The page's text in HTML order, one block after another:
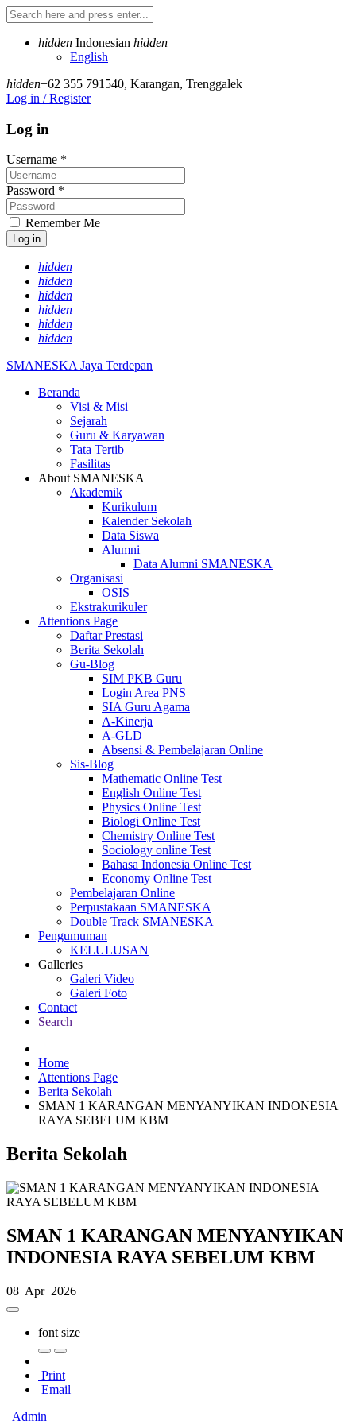
hidden Indonesian hidden
English
hidden+62 355 791540, Karangan, Trenggalek
Log in / Register
Log in
Username *
Password *
Remember Me
Log in
hidden
hidden
hidden
hidden
hidden
hidden
SMANESKA Jaya Terdepan
Beranda
Visi & Misi
Sejarah
Guru & Karyawan
Tata Tertib
Fasilitas
About SMANESKA
Akademik
Kurikulum
Kalender Sekolah
Data Siswa
Alumni
Data Alumni SMANESKA
Organisasi
OSIS
Ekstrakurikuler
Attentions Page
Daftar Prestasi
Berita Sekolah
Gu-Blog
SIM PKB Guru
Login Area PNS
SIA Guru Agama
A-Kinerja
A-GLD
Absensi & Pembelajaran Online
Sis-Blog
Mathematic Online Test
English Online Test
Physics Online Test
Biologi Online Test
Chemistry Online Test
Sociology online Test
Bahasa Indonesia Online Test
Economy Online Test
Pembelajaran Online
Perpustakaan SMANESKA
Double Track SMANESKA
Pengumuman
KELULUSAN
Galleries
Galeri Video
Galeri Foto
Contact
Search
Home
Attentions Page
Berita Sekolah
SMAN 1 KARANGAN MENYANYIKAN INDONESIA
RAYA SEBELUM KBM
Berita Sekolah
SMAN 1 KARANGAN MENYANYIKAN
INDONESIA RAYA SEBELUM KBM
08 Apr 2026
font size
Print
Email
Admin